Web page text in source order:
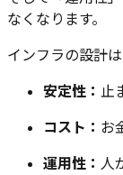
なくなります。
インフラの設計
安定性： 止
コスト： お
運用性： 人